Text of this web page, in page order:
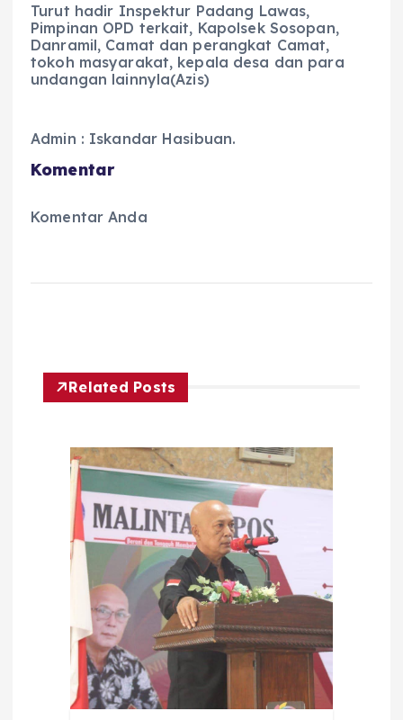
Turut hadir Inspektur Padang Lawas,
Pimpinan OPD terkait, Kapolsek Sosopan,
Danramil, Camat dan perangkat Camat,
tokoh masyarakat, kepala desa dan para
undangan lainnyla(Azis)
Admin : Iskandar Hasibuan.
Komentar
Komentar Anda
Related Posts